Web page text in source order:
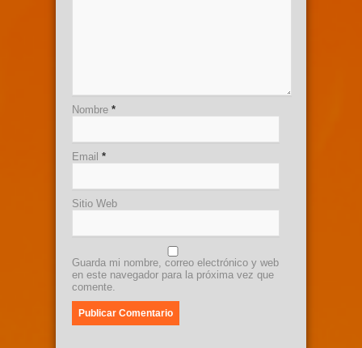
Nombre *
Email *
Sitio Web
Guarda mi nombre, correo electrónico y web
en este navegador para la próxima vez que
comente.